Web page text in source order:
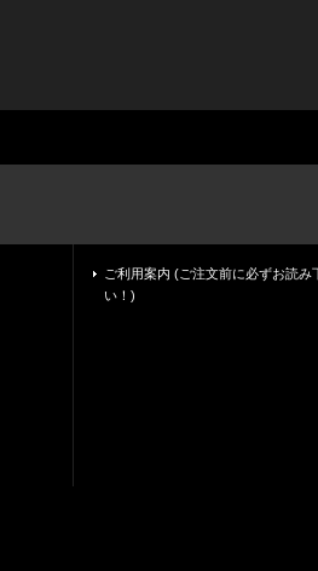
ご利用案内 (ご注文前に必ずお読み
い！)